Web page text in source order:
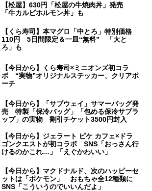
【松屋】630円「松屋の牛焼肉丼」発売
「牛カルビホルモン丼」も
【くら寿司】本マグロ「中とろ」特別価格
110円 5日間限定＆一皿“無料” 「大と
ろ」も
【今日から】くら寿司×ミニオンズ初コラ
ボ “実物”オリジナルステッカー、クリアポ
ーチ
【今日から】「サブウェイ」サマーバッグ発
売 特製「保冷バッグ」「包める保冷サブラ
ップ」の実物 割引チケット3500円封入
【今日から】ジェラート ピケ カフェ×ドラ
ゴンクエストが初コラボ SNS「おっさん行
けるのかこれ…」「えぐかわいい」
【今日から】マクドナルド、次のハッピーセ
ットは「ポケモン」 おもちゃ全12種類に
SNS「こういうのでいいんだよ」